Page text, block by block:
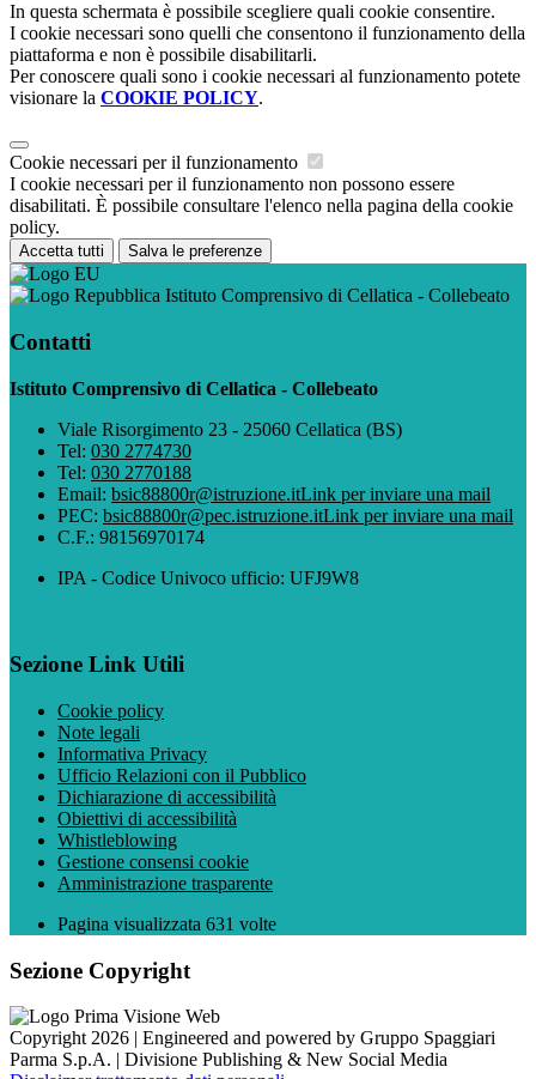
In questa schermata è possibile scegliere quali cookie consentire.
I cookie necessari sono quelli che consentono il funzionamento della
piattaforma e non è possibile disabilitarli.
Per conoscere quali sono i cookie necessari al funzionamento potete
visionare la COOKIE POLICY.
Cookie necessari per il funzionamento
I cookie necessari per il funzionamento non possono essere
disabilitati. È possibile consultare l'elenco nella pagina della cookie
policy.
Accetta tutti Salva le preferenze
Istituto Comprensivo di Cellatica - Collebeato
Contatti
Istituto Comprensivo di Cellatica - Collebeato
Viale Risorgimento 23 - 25060 Cellatica (BS)
Tel: 030 2774730
Tel: 030 2770188
Email: bsic88800r@istruzione.itLink per inviare una mail
PEC: bsic88800r@pec.istruzione.itLink per inviare una mail
C.F.: 98156970174
IPA - Codice Univoco ufficio: UFJ9W8
Sezione Link Utili
Cookie policy
Note legali
Informativa Privacy
Ufficio Relazioni con il Pubblico
Dichiarazione di accessibilità
Obiettivi di accessibilità
Whistleblowing
Gestione consensi cookie
Amministrazione trasparente
Pagina visualizzata 631 volte
Sezione Copyright
Copyright 2026 | Engineered and powered by Gruppo Spaggiari
Parma S.p.A. | Divisione Publishing & New Social Media